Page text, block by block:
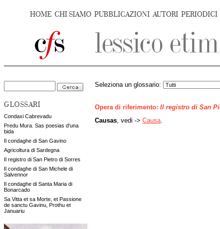
HOME CHI SIAMO PUBBLICAZIONI AUTORI PERIODICI
GLOSSARI
Condaxi Cabrevadu
Predu Mura. Sas poesias d'una
bida
Il condaghe di San Gavino
Agricoltura di Sardegna
Il registro di San Pietro di Sorres
Il condaghe di San Michele di
Salvennor
Il condaghe di Santa Maria di
Bonarcado
Sa Vitta et sa Morte, et Passione
de sanctu Gavinu, Prothu et
Januariu
Seleziona un glossario:
Opera di riferimento: Il registro di San
Causas , vedi -> Causa